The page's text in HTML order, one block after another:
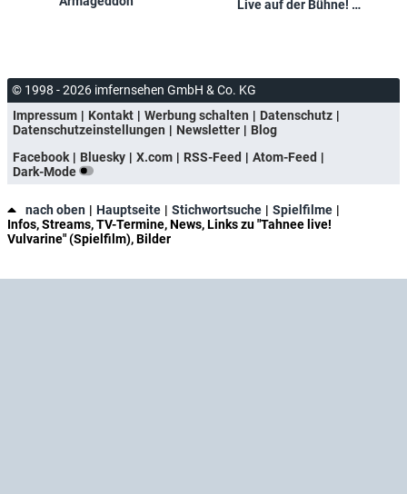
Live auf der Bühne! –
Schlaglöchern
© 1998 - 2026 imfernsehen GmbH & Co. KG
Impressum
Kontakt Werbung schalten
Datenschutz
Datenschutzeinstellungen
Newsletter
Blog
Facebook
Bluesky X.com RSS-Feed
Atom-Feed
Dark-Mode
nach oben Hauptseite Stichwortsuche
Spielfilme
Infos, Streams, TV-Termine, News, Links zu "Tahnee live!
Vulvarine" (Spielfilm), Bilder